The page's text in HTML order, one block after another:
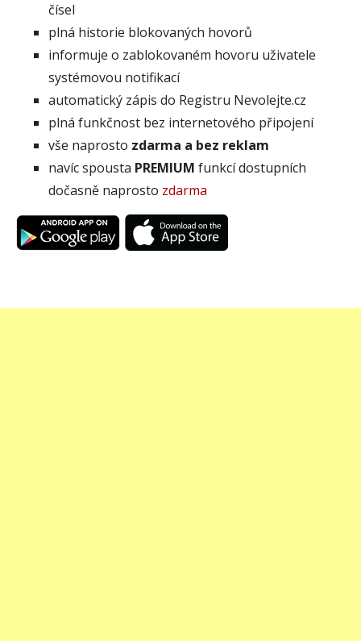
čísel
plná historie blokovaných hovorů
informuje o zablokovaném hovoru uživatele
systémovou notifikací
automatický zápis do Registru Nevolejte.cz
plná funkčnost bez internetového připojení
vše naprosto zdarma a bez reklam
navíc spousta PREMIUM funkcí dostupních
dočasně naprosto zdarma